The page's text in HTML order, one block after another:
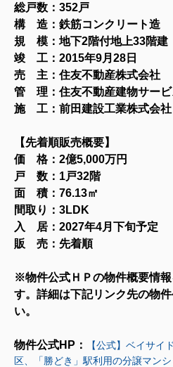
総戸数：352戸
構 造：鉄筋コンクリート造
規 模：地下2階付地上33階
竣 工：2015年9月28日
売 主：住友不動産株式会社
管 理：住友不動産建物サービ
施 工：前田建設工業株式会社
【先着順販売概要】
価 格：2億5,000万円
戸 数：1戸32階
面 積：76.13㎡
間取り：3LDK
入 居：2027年4月下旬予定
販 売：先着順
※物件公式ＨＰの物件概要情
す。詳細は下記リンク先の物
い。
物件公式HP：
【公式】ベイサイ
区、「勝どき」駅利用の分譲マン